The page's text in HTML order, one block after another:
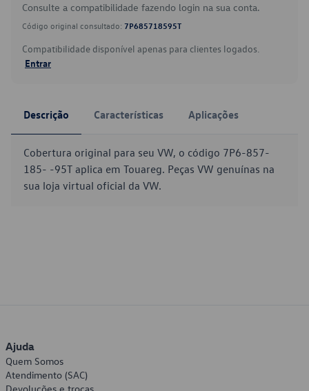
Consulte a compatibilidade fazendo login na sua conta.
Código original consultado: 7P685718595T
Compatibilidade disponível apenas para clientes logados.
Entrar
Descrição Características Aplicações
Cobertura original para seu VW, o código 7P6-857-
185- -95T aplica em Touareg. Peças VW genuínas na
sua loja virtual oficial da VW.
Ajuda
Quem Somos
Atendimento (SAC)